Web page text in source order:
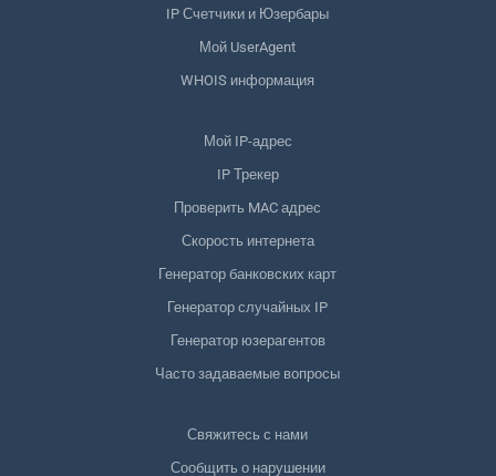
IP Счетчики и Юзербары
Мой UserAgent
WHOIS информация
Мой IP-адрес
IP Трекер
Проверить MAC адрес
Скорость интернета
Генератор банковских карт
Генератор случайных IP
Генератор юзерагентов
Часто задаваемые вопросы
Свяжитесь с нами
Сообщить о нарушении